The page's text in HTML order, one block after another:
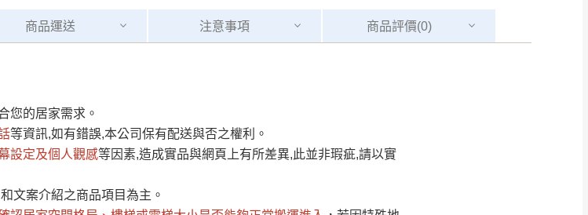
商品運送 注意事項 商品評價(0)
您的居家需求。
等資訊,如有錯誤,本公司保有配送與否之權利。
設定及個人觀感等因素,造成實品與網頁上有所差異,此並非瑕疵,請以實
和文案介紹之商品項目為主。
運 費 說 明
需要購買商品，請於出發前來電或到「官方Line客服」來信確
單。
與您電話聯絡或E-Mail通知確認訂單。
高至低排列 依評論低至高排列 只顯示附上圖片